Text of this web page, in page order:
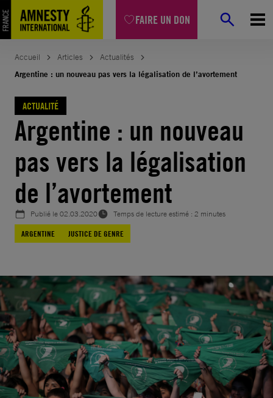
FAIRE UN DON
Aller
au
contenu
Accueil Articles
Actualités
Argentine : un nouveau pas vers la légalisation de l’avortement
ACTUALITÉ
Argentine : un nouveau
pas vers la légalisation
de l’avortement
Publié le02.03.2020
Temps de lecture estimé : 2 minutes
ARGENTINE
JUSTICE DE GENRE